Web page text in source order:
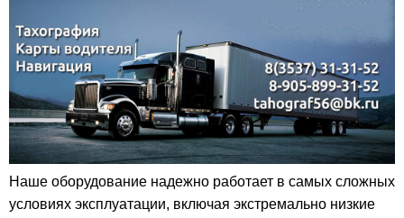
Наше оборудование надежно работает в самых сложных
условиях эксплуатации, включая экстремально низкие